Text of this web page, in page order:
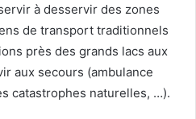
à desservir des zones
de transport traditionnels
près des grands lacs aux
aux secours (ambulance
catastrophes naturelles, …).